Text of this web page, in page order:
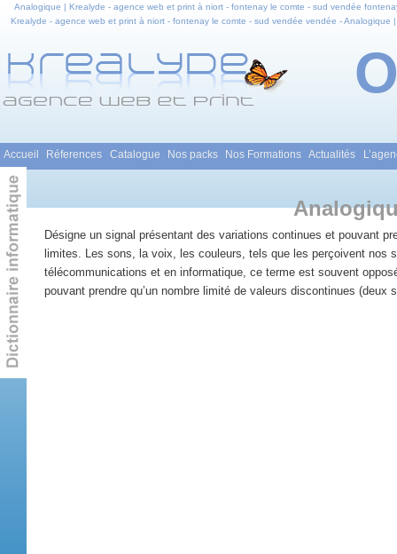
Analogique | Krealyde - agence web et print à niort - fontenay le comte - sud vendée
Krealyde - agence web et print à niort - fontenay le comte - sud vendée vendée -
Menu principal
Aller au contenu principal
Aller au contenu secondaire
Accueil Réferences Catalogue Nos packs Nos Formations Actualités
Désigne un signal présentant des variations continues et pouvant
limites. Les sons, la voix, les couleurs, tels que les perçoivent nos
télécommunications et en informatique, ce terme est souvent
pouvant prendre qu’un nombre limité de valeurs discontinues (deux